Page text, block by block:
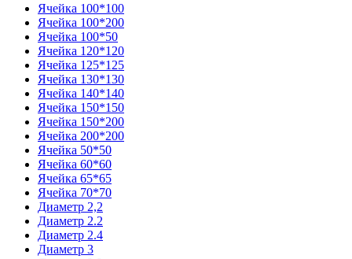
Ячейка 100*100
Ячейка 100*200
Ячейка 100*50
Ячейка 120*120
Ячейка 125*125
Ячейка 130*130
Ячейка 140*140
Ячейка 150*150
Ячейка 150*200
Ячейка 200*200
Ячейка 50*50
Ячейка 60*60
Ячейка 65*65
Ячейка 70*70
Диаметр 2,2
Диаметр 2.2
Диаметр 2.4
Диаметр 3